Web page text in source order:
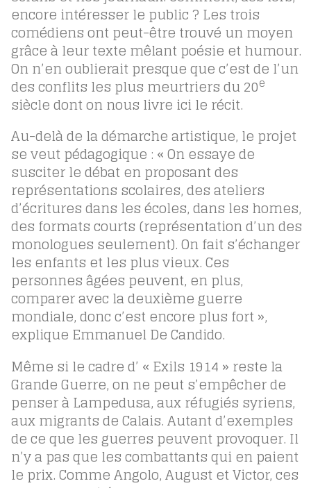
encore intéresser le public ? Les trois
comédiens ont peut-être trouvé un moyen
grâce à leur texte mêlant poésie et humour.
On n’en oublierait presque que c’est de l’un
des conflits les plus meurtriers du 20e
siècle dont on nous livre ici le récit.
Au-delà de la démarche artistique, le projet
se veut pédagogique : « On essaye de
susciter le débat en proposant des
représentations scolaires, des ateliers
d’écritures dans les écoles, dans les homes,
des formats courts (représentation d’un des
monologues seulement). On fait s’échanger
les enfants et les plus vieux. Ces
personnes âgées peuvent, en plus,
comparer avec la deuxième guerre
mondiale, donc c’est encore plus fort»,
explique Emmanuel De Candido.
Même si le cadre d’ « Exils 1914 » reste la
Grande Guerre, on ne peut s’empêcher de
penser à Lampedusa, aux réfugiés syriens,
aux migrants de Calais. Autant d’exemples
de ce que les guerres peuvent provoquer. Il
n’y a pas que les combattants qui en paient
le prix. Comme Angolo, August et Victor, ces